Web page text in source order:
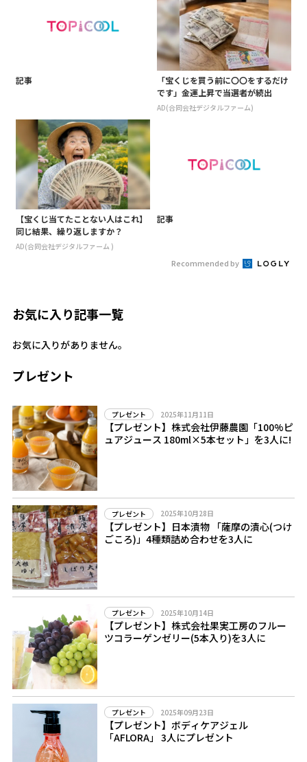
記事
「宝くじを買う前に〇〇をするだけ
です」金運上昇で当選者が続出
AD(合同会社デジタルファーム)
【宝くじ当てたことない人はこれ】
同じ結果、繰り返しますか？
AD(合同会社デジタルファーム )
記事
Recommended by
お気に入り記事一覧
お気に入りがありません。
プレゼント
プレゼント 2025年11月11日
【プレゼント】株式会社伊藤農園「100%ピ
ュアジュース 180ml×5本セット」を3人に!
プレゼント 2025年10月28日
【プレゼント】日本漬物 「薩摩の漬心(つけ
ごころ)」4種類詰め合わせを3人に
プレゼント 2025年10月14日
【プレゼント】株式会社果実工房のフルー
ツコラーゲンゼリー(5本入り)を3人に
プレゼント 2025年09月23日
【プレゼント】ボディケアジェル
「AFLORA」 3人にプレゼント